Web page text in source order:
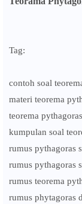
Tag:
contoh soal
materi teorema
teorema
kumpulan soal
rumus pythagoras
rumus pythagoras
rumus teorema
rumus phytagoras